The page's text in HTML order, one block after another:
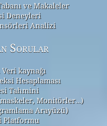
ve Makaleler
Deneyleri
Analizi
Sorular
kaynağı
Hesaplaması
Tahmini
Monitörler…)
Arayüzü)
Platformu